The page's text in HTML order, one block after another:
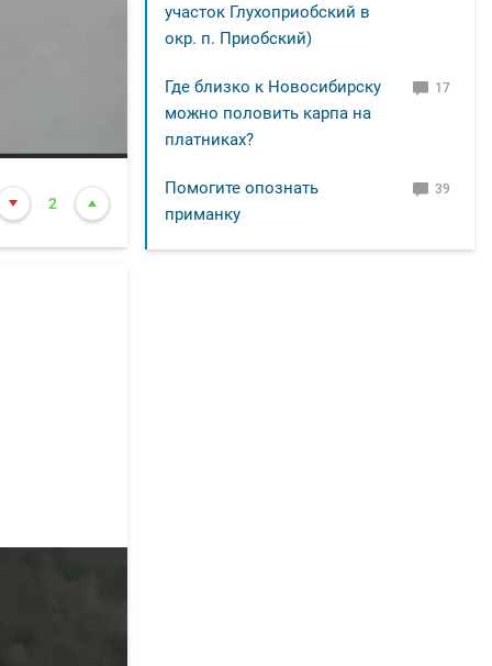
2
участок Глухоприобский в
окр. п. Приобский)
Где близко к Новосибирску
можно половить карпа на
платниках?
17
Помогите опознать
приманку
39